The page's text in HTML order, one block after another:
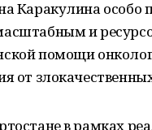
Каракулина особо
и
помощи
от
в рамках